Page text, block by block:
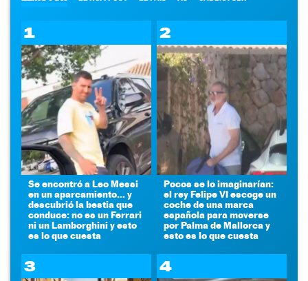
1
Se encontró a Leo Messi
en un aparcamiento... y
descubrió la bestia que
conduce: no es un Ferrari
ni un Lamborghini y esto
es lo que cuesta
2
Pocos se lo imaginarían:
el rey Felipe VI escoge un
coche de una marca
española para moverse
por Palma de Mallorca y
esto es lo que cuesta
3 4